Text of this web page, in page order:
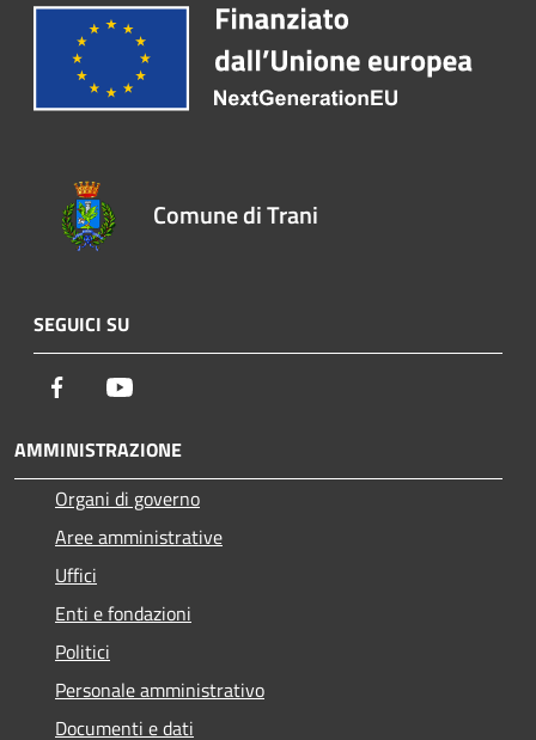
Comune di Trani
SEGUICI SU
Facebook
AMMINISTRAZIONE
Organi di governo
Aree amministrative
Uffici
Enti e fondazioni
Politici
Personale amministrativo
Documenti e dati